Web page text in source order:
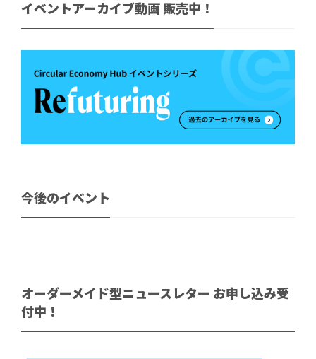
イベントアーカイブ動画 販売中！
今後のイベント
オーダーメイド型ニュースレター お申し込み受
付中！